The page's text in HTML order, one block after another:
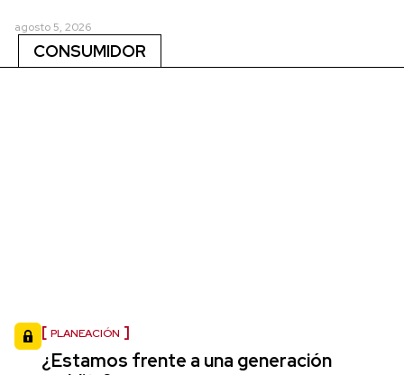
agosto 5, 2026
CONSUMIDOR
PLANEACIÓN
¿Estamos frente a una generación